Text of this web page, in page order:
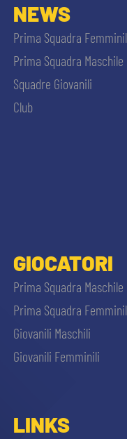
NEWS
Prima Squadra
Prima Squadra Maschile
Squadre Giovanili
Club
GIOCATORI
Prima Squadra Maschile
Prima Squadra
Giovanili Maschili
Giovanili Femminili
LINKS